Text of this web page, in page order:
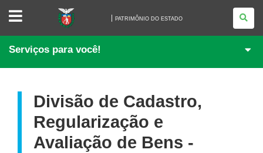
PATRIMÔNIO
ESTADO
PATRIMÔNIO DO ESTADO
Serviços para você!
Divisão de Cadastro,
Regularização e
Avaliação de Bens -